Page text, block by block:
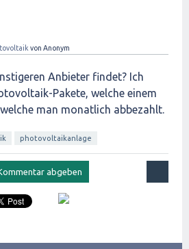
von Anonym
Anbieter findet? Ich
Pakete, welche einem
man monatlich abbezahlt.
photovoltaikanlage